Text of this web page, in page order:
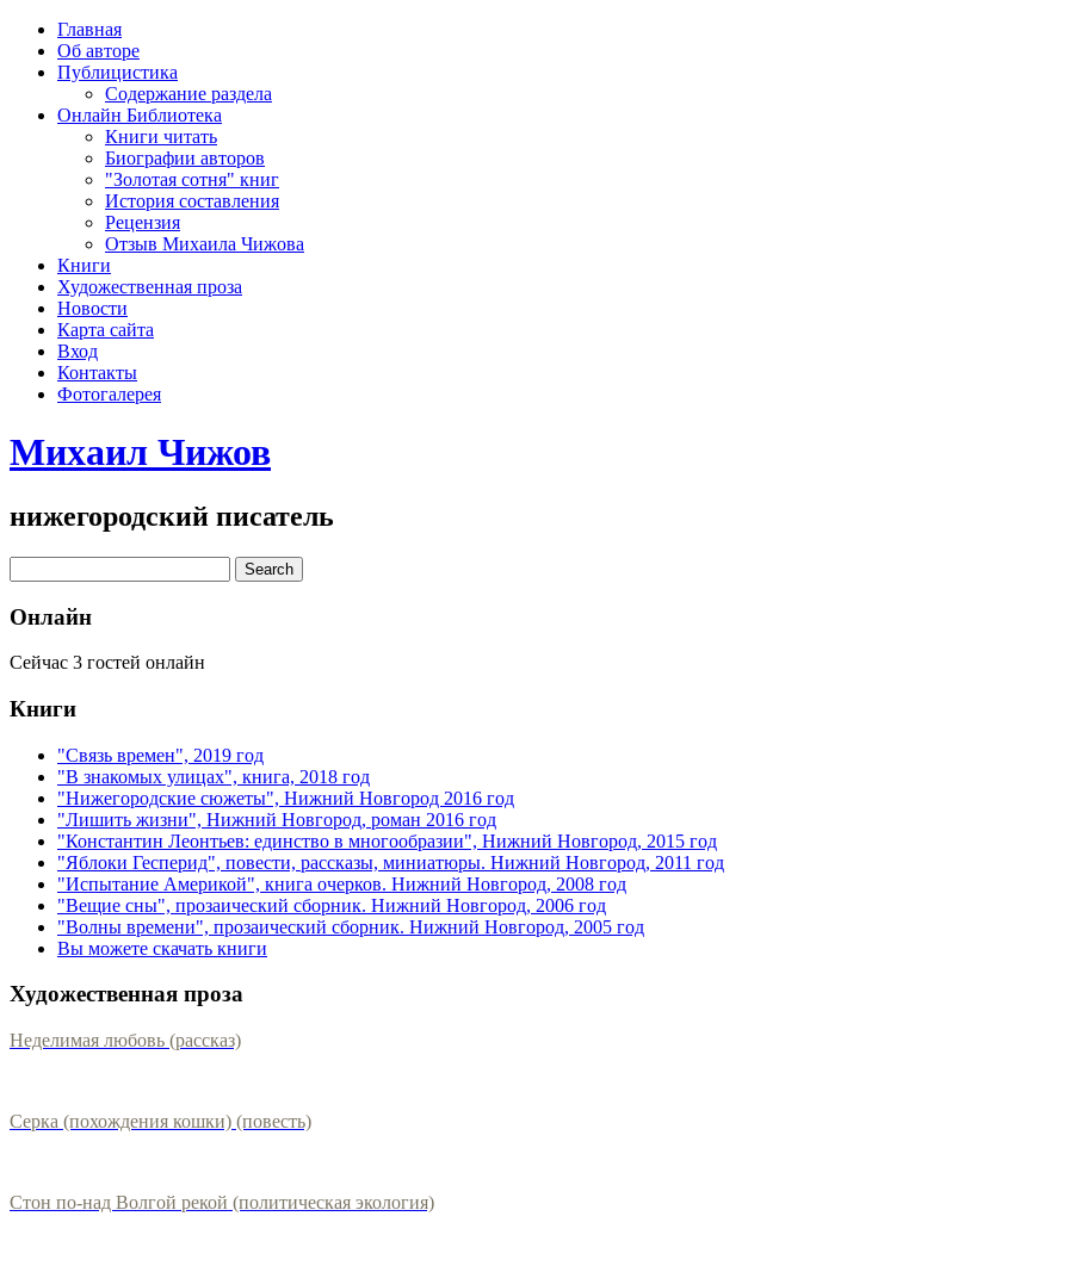
Главная
Об авторе
Публицистика
Содержание раздела
Онлайн Библиотека
Книги читать
Биографии авторов
"Золотая сотня" книг
История составления
Рецензия
Отзыв Михаила Чижова
Книги
Художественная проза
Новости
Карта сайта
Вход
Контакты
Фотогалерея
Михаил Чижов
нижегородский писатель
Онлайн
Сейчас 3 гостей онлайн
Книги
"Связь времен", 2019 год
"В знакомых улицах", книга, 2018 год
"Нижегородские сюжеты", Нижний Новгород 2016 год
"Лишить жизни", Нижний Новгород, роман 2016 год
"Константин Леонтьев: единство в многообразии", Нижний Новгород, 2015 год
"Яблоки Гесперид", повести, рассказы, миниатюры. Нижний Новгород, 2011 год
"Испытание Америкой", книга очерков. Нижний Новгород, 2008 год
"Вещие сны", прозаический сборник. Нижний Новгород, 2006 год
"Волны времени", прозаический сборник. Нижний Новгород, 2005 год
Вы можете скачать книги
Художественная проза
Неделимая любовь (рассказ)
Серка (похождения кошки) (повесть)
Стон по-над Волгой рекой (политическая экология)